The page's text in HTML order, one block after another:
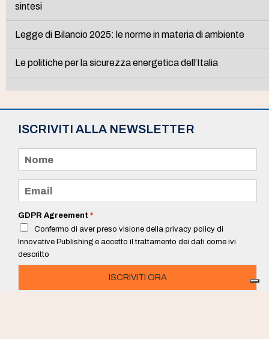
sintesi
Legge di Bilancio 2025: le norme in materia di ambiente
Le politiche per la sicurezza energetica dell’Italia
ISCRIVITI ALLA NEWSLETTER
m
e
a
i
*
GDPR Agreement *
Confermo di aver preso visione della privacy policy di
Innovative Publishing e accetto il trattamento dei dati come ivi
descritto
ISCRIVITI ORA